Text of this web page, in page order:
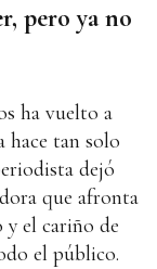
pero ya no
ha vuelto a
hace tan solo
dejó
que afronta
y el cariño de
el público.